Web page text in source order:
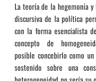
La teoría de la hegemonía y
discursiva de la política
con la forma esencialista
concepto de
posible concebirlo como
sostenido sobre una